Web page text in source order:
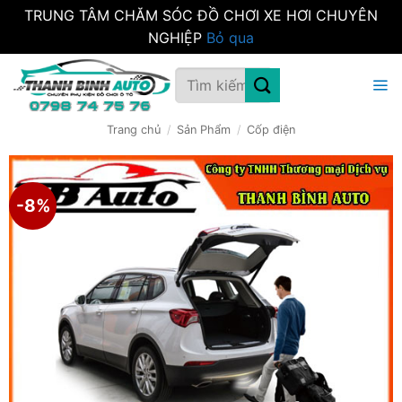
TRUNG TÂM CHĂM SÓC ĐỒ CHƠI XE HƠI CHUYÊN
NGHIỆP Bỏ qua
qua
Tìm
kiếm:
Trang chủ / Sản Phẩm / Cốp điện
-8%